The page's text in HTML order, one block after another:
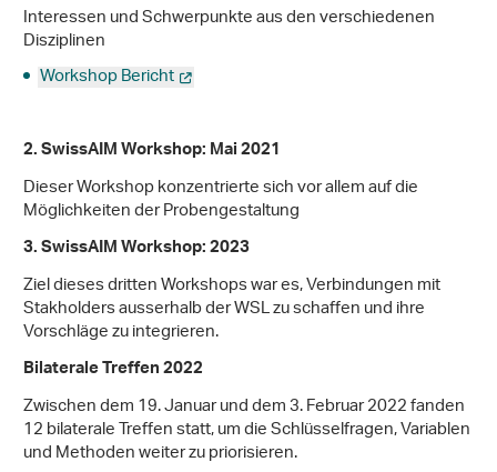
Interessen und Schwerpunkte aus den verschiedenen
Disziplinen
Workshop Bericht
2. SwissAIM Workshop: Mai 2021
Dieser Workshop konzentrierte sich vor allem auf die
Möglichkeiten der Probengestaltung
3. SwissAIM Workshop: 2023
Ziel dieses dritten Workshops war es, Verbindungen mit
Stakholders ausserhalb der WSL zu schaffen und ihre
Vorschläge zu integrieren.
Bilaterale Treffen 2022
Zwischen dem 19. Januar und dem 3. Februar 2022 fanden
12 bilaterale Treffen statt, um die Schlüsselfragen, Variablen
und Methoden weiter zu priorisieren.